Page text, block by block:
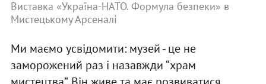
Виставка «Україна-НАТО. Формула безпеки» в
Мистецькому Арсеналі
Ми маємо усвідомити: музей - це не
заморожений раз і назавжди “храм